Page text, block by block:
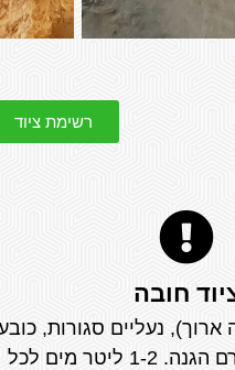
רשימת ציוד
חובה
ארוך), נעליים סגורות,
גומיה לשיער וקרם הגנה. 1-2 ליטר מים לכל